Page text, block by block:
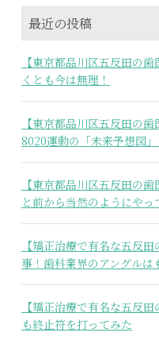
最近の投稿
【東京都品川区五反田の
くとも今は無理！
【東京都品川区五反田の
8020運動の「未来予想図
【東京都品川区五反田の
と前から当然のようにや
【矯正治療で有名な五反
事！歯科業界のアングルは
【矯正治療で有名な五反
も終止符を打ってみた